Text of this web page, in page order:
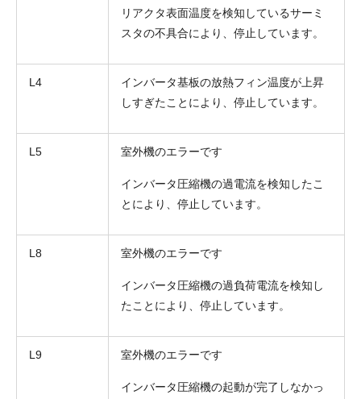
リアクタ表面温度を検知しているサーミ
スタの不具合により、停止しています。
L4
インバータ基板の放熱フィン温度が上昇
しすぎたことにより、停止しています。
L5 室外機のエラーです
インバータ圧縮機の過電流を検知したこ
とにより、停止しています。
L8 室外機のエラーです
インバータ圧縮機の過負荷電流を検知し
たことにより、停止しています。
L9 室外機のエラーです
インバータ圧縮機の起動が完了しなかっ